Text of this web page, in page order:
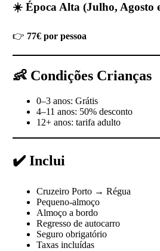
☀️ Época Alta (Julho, Agosto
👉 77€ por pessoa
👶 Condições Crianças
0–3 anos: Grátis
4–11 anos: 50% desconto
12+ anos: tarifa adulto
✔️ Inclui
Cruzeiro Porto → Régua
Pequeno-almoço
Almoço a bordo
Regresso de autocarro
Seguro obrigatório
Taxas incluídas